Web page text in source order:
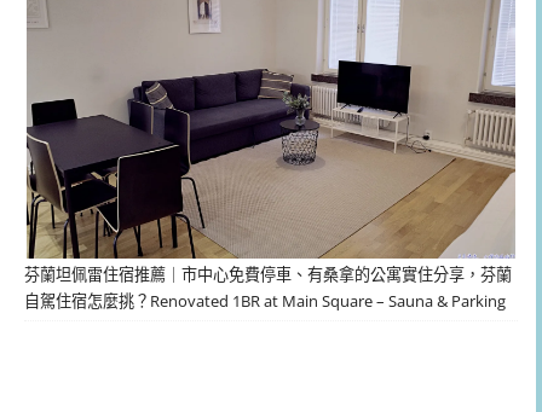
芬蘭坦佩雷住宿推薦｜市中心免費停車、有桑拿的公寓實住分享，芬蘭
自駕住宿怎麼挑？Renovated 1BR at Main Square – Sauna & Parking